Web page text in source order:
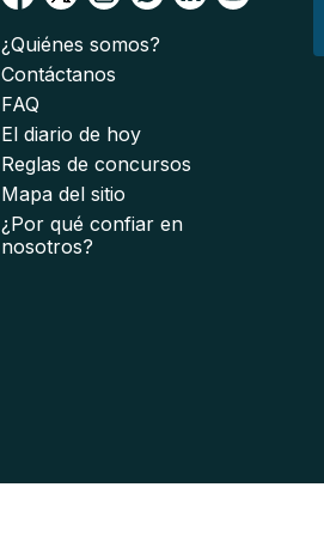
¿Quiénes somos?
Contáctanos
FAQ
El diario de hoy
Reglas de concursos
Mapa del sitio
¿Por qué confiar en
nosotros?